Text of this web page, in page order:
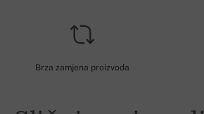
Brza zamjena proizvoda